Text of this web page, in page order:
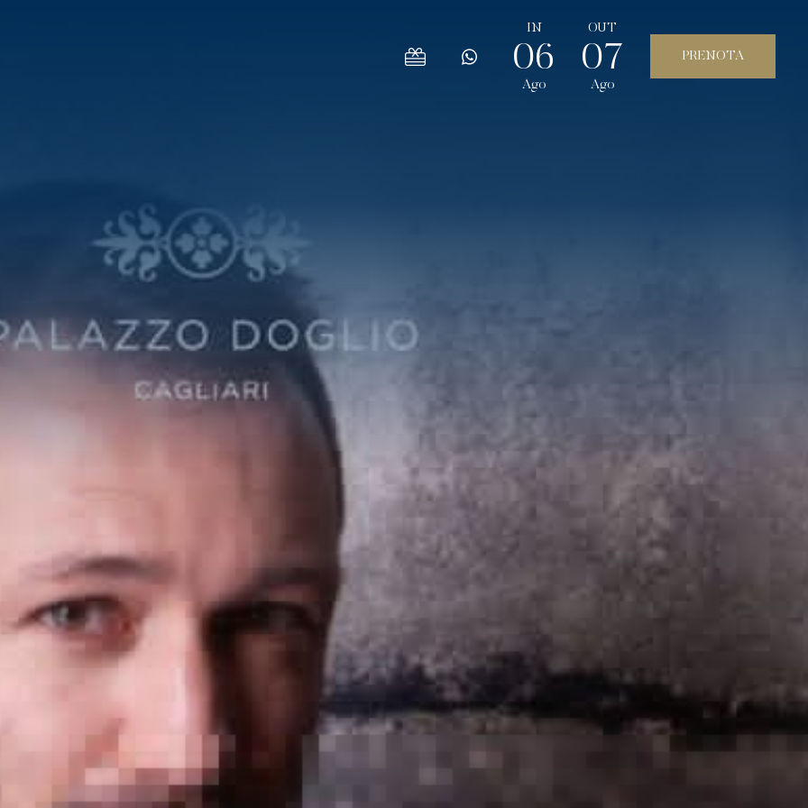
IN
06
Ago
OUT
07
Ago
& SUITES
LA CORTE
& BAR
CENTER
SPECIALI
CLUB